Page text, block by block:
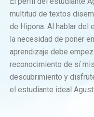
multitud de textos
de Hipona. Al hablar del
la necesidad de poner
aprendizaje debe
reconocimiento de sí
descubrimiento y
el estudiante ideal